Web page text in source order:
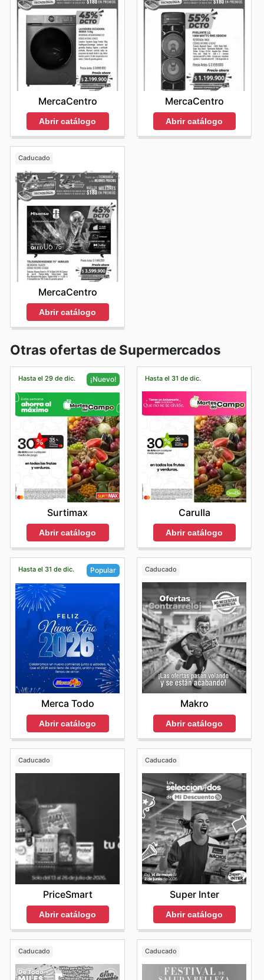
MercaCentro
Abrir catálogo
MercaCentro
Abrir catálogo
Caducado
MercaCentro
Abrir catálogo
Otras ofertas de Supermercados
Hasta el 29 de dic. ¡Nuevo!
Surtimax
Abrir catálogo
Hasta el 31 de dic.
Carulla
Abrir catálogo
Hasta el 31 de dic. Popular
Merca Todo
Abrir catálogo
Caducado
Makro
Abrir catálogo
Caducado
PriceSmart
Abrir catálogo
Caducado
Super Inter
Abrir catálogo
Caducado Caducado